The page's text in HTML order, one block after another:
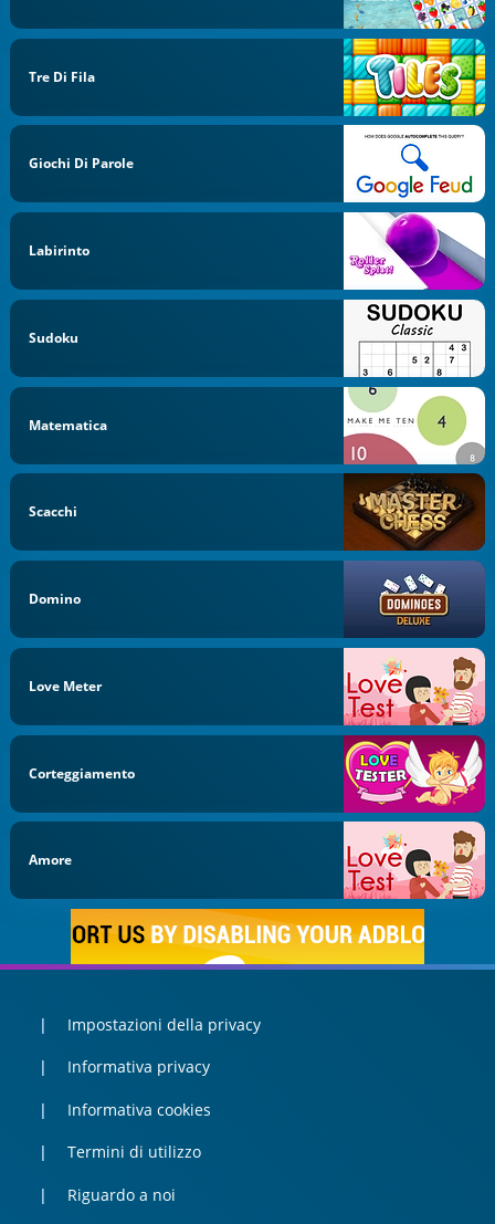
Tre Di Fila
Giochi Di Parole
Labirinto
Sudoku
Matematica
Scacchi
Domino
Love Meter
Corteggiamento
Amore
Impostazioni della privacy
Informativa privacy
Informativa cookies
Termini di utilizzo
Riguardo a noi